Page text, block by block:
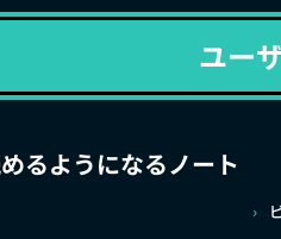
ユー
るようになるノート